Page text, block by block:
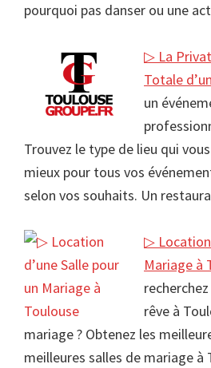
pourquoi pas danser ou une
▷ La
Totale
un
Trouvez le type de lieu qui
mieux pour tous vos
selon vos souhaits. Un
▷ Location
Mariage à
rêve à
mariage ? Obtenez les
meilleures salles de mariage à